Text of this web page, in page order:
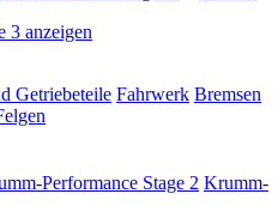
3 anzeigen
Getriebeteile Fahrwerk Bremsen
Performance Stage 2 Krumm-